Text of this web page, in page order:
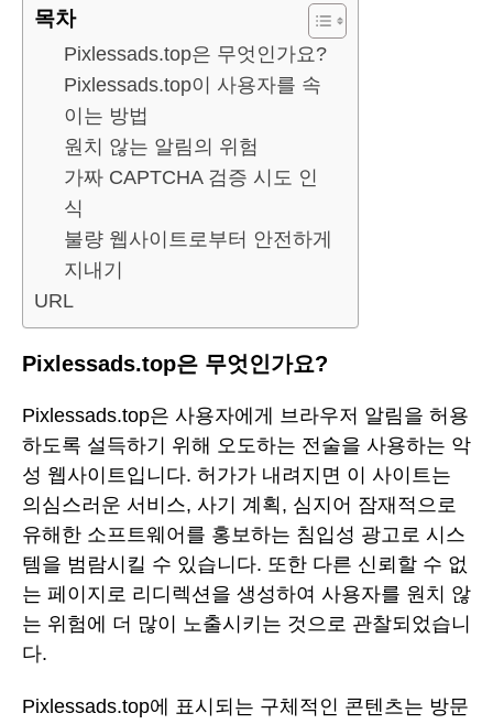
목차
Pixlessads.top은 무엇인가요?
Pixlessads.top이 사용자를 속
이는 방법
원치 않는 알림의 위험
가짜 CAPTCHA 검증 시도 인
식
불량 웹사이트로부터 안전하게
지내기
URL
Pixlessads.top은 무엇인가요?
Pixlessads.top은 사용자에게 브라우저 알림을 허용
하도록 설득하기 위해 오도하는 전술을 사용하는 악
성 웹사이트입니다. 허가가 내려지면 이 사이트는
의심스러운 서비스, 사기 계획, 심지어 잠재적으로
유해한 소프트웨어를 홍보하는 침입성 광고로 시스
템을 범람시킬 수 있습니다. 또한 다른 신뢰할 수 없
는 페이지로 리디렉션을 생성하여 사용자를 원치 않
는 위험에 더 많이 노출시키는 것으로 관찰되었습니
다.
Pixlessads.top에 표시되는 구체적인 콘텐츠는 방문